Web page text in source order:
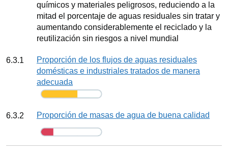
químicos y materiales peligrosos, reduciendo a la
mitad el porcentaje de aguas residuales sin tratar y
aumentando considerablemente el reciclado y la
reutilización sin riesgos a nivel mundial
Indicador
6.3.1
Proporción de los flujos de aguas residuales
domésticas e industriales tratados de manera
adecuada
Seguimiento
Indicador
6.3.2
Proporción de masas de agua de buena calidad
Seguimiento